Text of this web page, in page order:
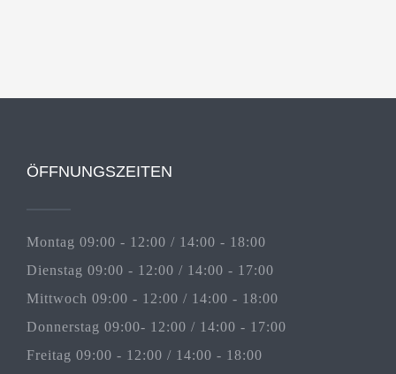
ÖFFNUNGSZEITEN
Montag 09:00 - 12:00 / 14:00 - 18:00
Dienstag 09:00 - 12:00 / 14:00 - 17:00
Mittwoch 09:00 - 12:00 / 14:00 - 18:00
Donnerstag 09:00- 12:00 / 14:00 - 17:00
Freitag 09:00 - 12:00 / 14:00 - 18:00